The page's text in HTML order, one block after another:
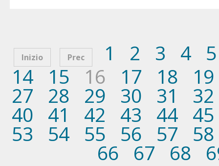
Inizio Prec 1 2 3 4
5
14
15 16 17 18 19
27 28 29 30 31 32
40 41 42 43 44 45
53 54 55 56 57 58
66 67 68